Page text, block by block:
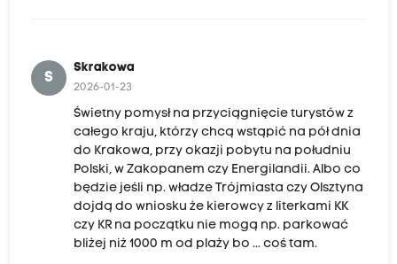
S
Skrakowa
2026-01-23
Świetny pomysł na przyciągnięcie turystów z
całego kraju, którzy chcą wstąpić na pół dnia
do Krakowa, przy okazji pobytu na południu
Polski, w Zakopanem czy Energilandii. Albo co
będzie jeśli np. władze Trójmiasta czy Olsztyna
dojdą do wniosku że kierowcy z literkami KK
czy KR na początku nie mogą np. parkować
bliżej niż 1000 m od plaży bo ... coś tam.